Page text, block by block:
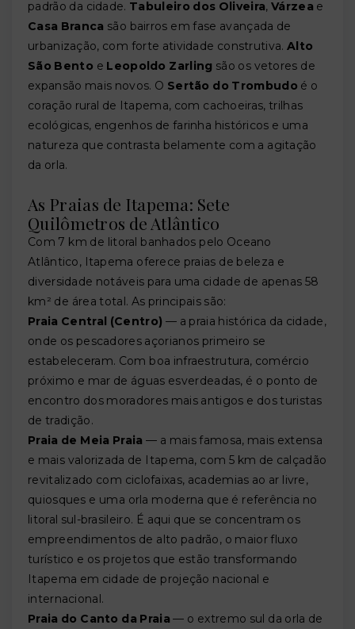
padrão da cidade. Tabuleiro dos Oliveira,Várzea e
Casa Branca são bairros em fase avançada de
urbanização, com forte atividade construtiva.Alto
São Bento e Leopoldo Zarling são os vetores de
expansão mais novos. O Sertão do Trombudo é o
coração rural de Itapema, com cachoeiras, trilhas
ecológicas, engenhos de farinha históricos e uma
natureza que contrasta belamente com a agitação
da orla.
As Praias de Itapema: Sete
Quilômetros de Atlântico
Com 7 km de litoral banhados pelo Oceano
Atlântico, Itapema oferece praias de beleza e
diversidade notáveis para uma cidade de apenas 58
km² de área total. As principais são:
Praia Central (Centro) — a praia histórica da cidade,
onde os pescadores açorianos primeiro se
estabeleceram. Com boa infraestrutura, comércio
próximo e mar de águas esverdeadas, é o ponto de
encontro dos moradores mais antigos e dos turistas
de tradição.
Praia de Meia Praia — a mais famosa, mais extensa
e mais valorizada de Itapema, com 5 km de calçadão
revitalizado com ciclofaixas, academias ao ar livre,
quiosques e uma orla moderna que é referência no
litoral sul-brasileiro. É aqui que se concentram os
empreendimentos de alto padrão, o maior fluxo
turístico e os projetos que estão transformando
Itapema em cidade de projeção nacional e
internacional.
Praia do Canto da Praia — o extremo sul da orla de